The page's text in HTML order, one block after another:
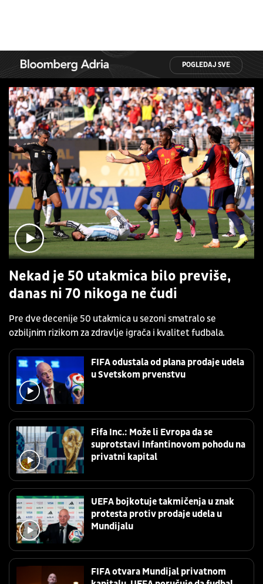
POGLEDAJ SVE
Nekad je 50 utakmica bilo previše,
danas ni 70 nikoga ne čudi
Pre dve decenije 50 utakmica u sezoni smatralo se
ozbiljnim rizikom za zdravlje igrača i kvalitet fudbala.
FIFA odustala od plana prodaje udela
u Svetskom prvenstvu
Fifa Inc.: Može li Evropa da se
suprotstavi Infantinovom pohodu na
privatni kapital
UEFA bojkotuje takmičenja u znak
protesta protiv prodaje udela u
Mundijalu
FIFA otvara Mundijal privatnom